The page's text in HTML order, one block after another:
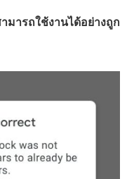
มารถใช้งานได้อย่างถูก